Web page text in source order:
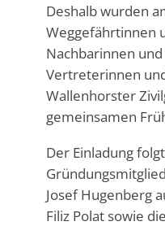
Deshalb wurden
Weggefährtinnen
Nachbarinnen
Vertreterinnen
Wallenhorster
gemeinsamen
Der Einladung
Josef Hugenberg
Filiz Polat sowie die